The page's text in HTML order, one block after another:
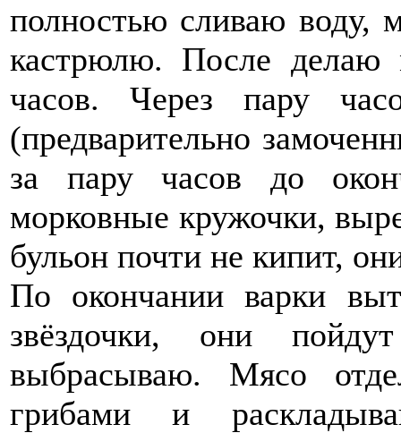
полностью сливаю воду,
кастрюлю. После
часов. Через пару
(предварительно
за пару часов до
морковные кружочки,
бульон почти не кипит,
По окончании варки
звёздочки, они
выбрасываю. Мясо
грибами и